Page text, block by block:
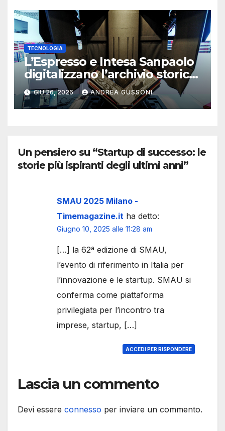
TECNOLOGIA
L’Espresso e Intesa Sanpaolo
digitalizzano l’archivio storico
del settimanale
GIU 26, 2026 ANDREA GUSSONI
Un pensiero su “Startup di successo: le
storie più ispiranti degli ultimi anni”
SMAU 2025 Milano -
Timemagazine.it ha detto:
Giugno 10, 2025 alle 11:28 am
[…] la 62ª edizione di SMAU,
l’evento di riferimento in Italia per
l’innovazione e le startup. SMAU si
conferma come piattaforma
privilegiata per l’incontro tra
imprese, startup, […]
ACCEDI PER RISPONDERE
Lascia un commento
Devi essere connesso per inviare un commento.